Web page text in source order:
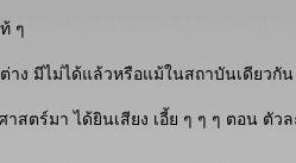
ๆ
าง มีไม่ได้แล้วหรือแม้ในสถาบันเดียวกั
าสตร์มา ได้ยินเสียง เอี้ย ๆ ๆ ๆ ตอน ตั